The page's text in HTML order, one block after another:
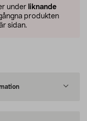
under liknande
produkten
sidan.